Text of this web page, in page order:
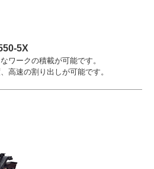
5X
ワークの積載が可能です。
高速の割り出しが可能です。